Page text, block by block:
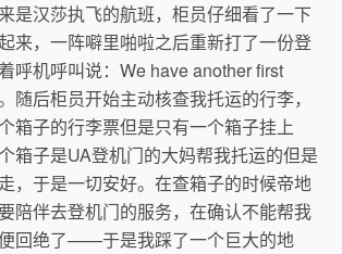
是汉莎执飞的航班，柜员仔细看了一下
来，一阵噼里啪啦之后重新打了一份登
呼机呼叫说：We have another first
随后柜员开始主动核查我托运的行李，
箱子的行李票但是只有一个箱子挂上
箱子是UA登机门的大妈帮我托运的但是
，于是一切安好。在查箱子的时候帝地
陪伴去登机门的服务，在确认不能帮我
回绝了——于是我踩了一个巨大的地